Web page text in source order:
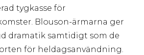
tygkasse för
Blouson-ärmarna ger
dramatik samtidigt som de
för heldagsanvändning.